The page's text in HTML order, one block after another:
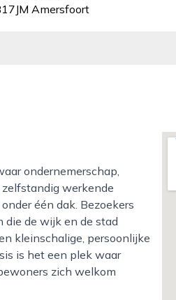
Amersfoort
werkende
één dak. Bezoekers
de wijk en de stad
kleinschalige, persoonlijke
is het een plek waar
zich welkom